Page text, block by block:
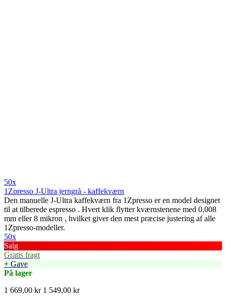
50x
1Zpresso J-Ultra jerngrå - kaffekværn
Den manuelle J-Ultra kaffekværn fra 1Zpresso er en model designet
til at tilberede espresso . Hvert klik flytter kværnstenene med 0,008
mm eller 8 mikron , hvilket giver den mest præcise justering af alle
1Zpresso-modeller.
50x
Salg
Gratis fragt
+ Gave
På lager
1 669,00 kr 1 549,00 kr